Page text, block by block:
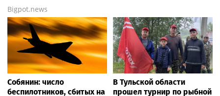
Bigpot.news
Собянин: число
беспилотников, сбитых на
В Тульской области
прошел турнир по рыбной